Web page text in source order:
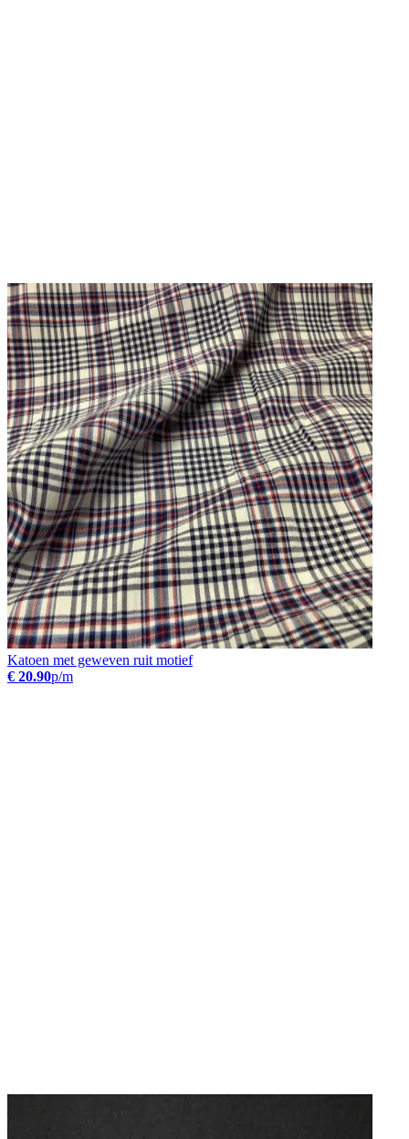
Katoen met geweven ruit motief
€ 20.90p/m